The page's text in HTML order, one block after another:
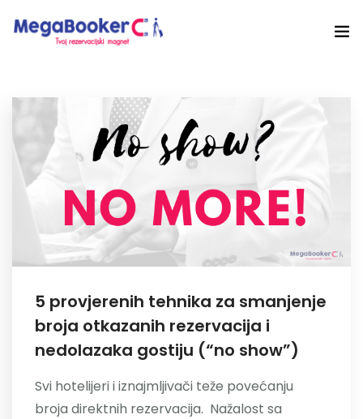
Tehnologija Za
Akademija
Hotel Audit
Započni Danas
Nazovite
5 provjerenih tehnika za smanjenje
broja otkazanih rezervacija i
nedolazaka gostiju (“no show”)
Svi hotelijeri i iznajmljivači teže povećanju
broja direktnih rezervacija. Nažalost sa